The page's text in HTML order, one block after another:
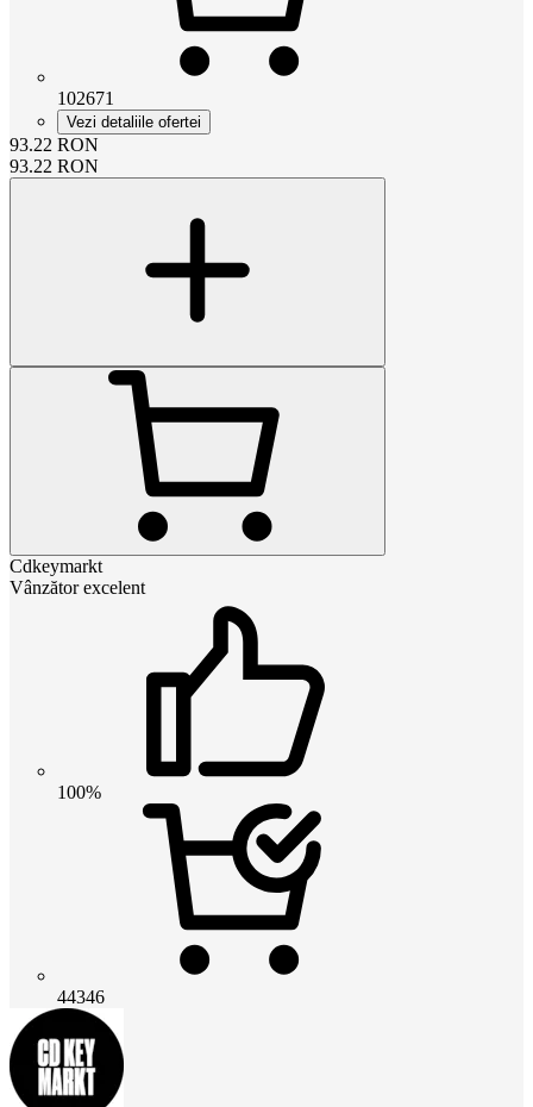
102671
Vezi detaliile ofertei
93.22 RON
93.22 RON
Cdkeymarkt
Vânzător excelent
100%
44346